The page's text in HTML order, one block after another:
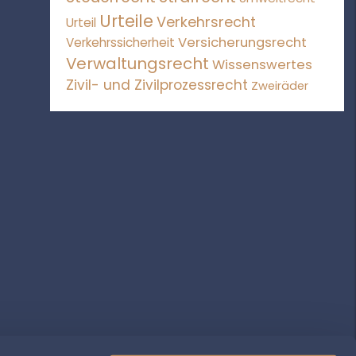
Urteil Urteile Verkehrsrecht
Verkehrssicherheit Versicherungsrecht
Verwaltungsrecht Wissenswertes
Zivil- und Zivilprozessrecht Zweiräder